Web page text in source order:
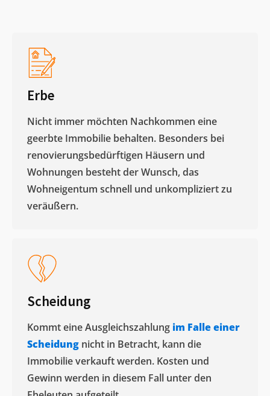
Erbe
Nicht immer möchten Nachkommen eine
geerbte Immobilie behalten. Besonders bei
renovierungsbedürftigen Häusern und
Wohnungen besteht der Wunsch, das
Wohneigentum schnell und unkompliziert zu
veräußern. ​
Scheidung
Kommt eine Ausgleichszahlung im Falle einer
Scheidung nicht in Betracht, kann die
Immobilie verkauft werden. Kosten und
Gewinn werden in diesem Fall unter den